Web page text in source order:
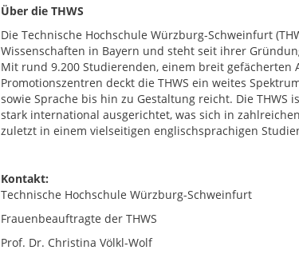
Über die THWS
Die Technische Hochschule Würzburg-Schweinfurt
Wissenschaften in Bayern und steht seit ihrer
Mit rund 9.200 Studierenden, einem breit gefächerten
Promotionszentren deckt die THWS ein weites
sowie Sprache bis hin zu Gestaltung reicht. Die
stark international ausgerichtet, was sich in
zuletzt in einem vielseitigen englischsprachigen
Kontakt:
Technische Hochschule Würzburg-Schweinfurt
Frauenbeauftragte der THWS
Prof. Dr. Christina Völkl-Wolf